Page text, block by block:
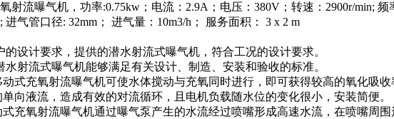
射流曝气机，功率:0.75kw；电流：2.9A；电压：380V；转速：2900r/min;
进气管口径: 32mm； 进气量：10m3/h； 服务面积： 3 x 2 m
设计要求，提供的潜水射流式曝气机，符合工况的设计要求。
射流式曝气机能够满足有关设计、制造、安装和验收的标准。
式充氧射流曝气机可使水体搅动与充氧同时进行，即可获得较高的氧化吸收
向液流，造成有效的对流循环，且电机负载随水位的变化很小，安装简便。
充氧射流曝气机通过曝气泵产生的水流经过喷嘴形成高速水流，在喷嘴周